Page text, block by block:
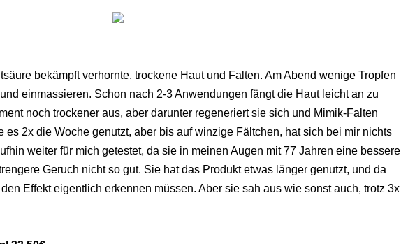
bekämpft verhornte, trockene Haut und Falten. Am Abend wenige Tropfen
einmassieren. Schon nach 2-3 Anwendungen fängt die Haut leicht an zu
noch trockener aus, aber darunter regeneriert sie sich und Mimik-Falten
es 2x die Woche genutzt, aber bis auf winzige Fältchen, hat sich bei mir nichts
weiter für mich getestet, da sie in meinen Augen mit 77 Jahren eine bessere
Geruch nicht so gut. Sie hat das Produkt etwas länger genutzt, und da
Effekt eigentlich erkennen müssen. Aber sie sah aus wie sonst auch, trotz 3x